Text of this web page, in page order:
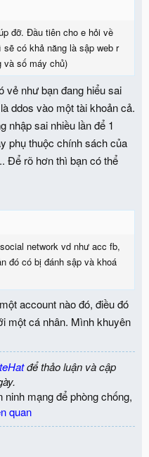
đỡ. Đầu tiên cho e hỏi về
có khả năng là sập web r
và số máy chủ)
vẻ như bạn đang hiểu sai
ddos vào một tài khoản cả.
nhập sai nhiều lần để 1
phụ thuộc chính sách của
Để rõ hơn thì bạn có thể
network vd như acc fb,
đó có bị đánh sập và khoá
account nào đó, điều đó
một cá nhân. Mình khuyên
để thảo luận và cập
ninh mạng để phòng chống,
quan